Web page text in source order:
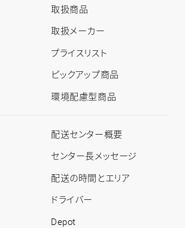
商
品
紹
介
ッ
取扱商品
取扱メーカー
プライスリスト
ピックアップ商品
環境配慮型商品
配
送
ト
ッ
配送センター概要
センター長メッセージ
配送の時間とエリア
ドライバー
Depot